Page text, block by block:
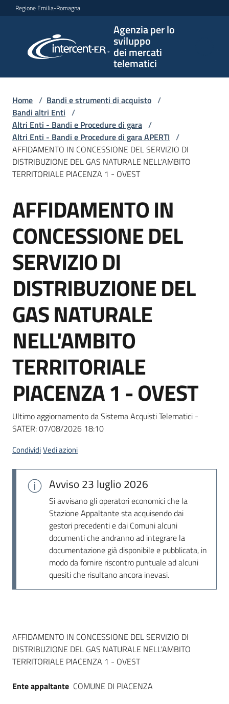
Vai al contenuto
Vai alla navigazione
Vai al footer
Regione Emilia-Romagna
Agenzia per lo
sviluppo
dei mercati
telematici
per lo
sviluppo
telematici
L'Agenzia
e
strumenti
acquisto
Supporto
Piattaforme
telematiche
site
Seguici
Home / Bandi e strumenti di acquisto /
Bandi altri Enti /
Altri Enti - Bandi e Procedure di gara /
Altri Enti - Bandi e Procedure di gara APERTI /
AFFIDAMENTO IN CONCESSIONE DEL SERVIZIO DI
DISTRIBUZIONE DEL GAS NATURALE NELL'AMBITO
TERRITORIALE PIACENZA 1 - OVEST
Salta al contenuto
AFFIDAMENTO IN
CONCESSIONE DEL
SERVIZIO DI
DISTRIBUZIONE DEL
GAS NATURALE
NELL'AMBITO
TERRITORIALE
PIACENZA 1 - OVEST
Ultimo aggiornamento da Sistema Acquisti Telematici -
SATER:07/08/2026 18:10
CondividiVedi azioni
Avviso 23 luglio 2026
Si avvisano gli operatori economici che la
Stazione Appaltante sta acquisendo dai
gestori precedenti e dai Comuni alcuni
documenti che andranno ad integrare la
documentazione già disponibile e pubblicata, in
modo da fornire riscontro puntuale ad alcuni
quesiti che risultano ancora inevasi.
Dati del bando
AFFIDAMENTO IN CONCESSIONE DEL SERVIZIO DI
DISTRIBUZIONE DEL GAS NATURALE NELL'AMBITO
TERRITORIALE PIACENZA 1 - OVEST
Ente appaltante COMUNE DI PIACENZA